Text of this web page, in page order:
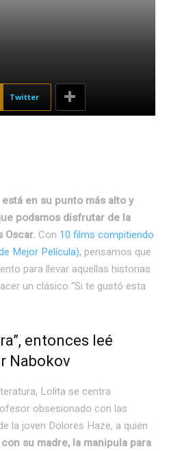
Twitter
en su punto más alto y
podamos disfrutar de la
Oscar. Con 10 films compitiendo
Mejor Película), pensamos que
para llevar aquellas historias
un clásico “Si te gustó esta
entonces leé
Nabokov
Lolita se centra
obsesionado con las
la joven Dolores Haze, a quien
su madre, la manipula para